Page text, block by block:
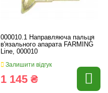
000010.1 Направляюча пальця
в'язального апарата FARMING
Line, 000010
Залишити відгук
1 145 ₴